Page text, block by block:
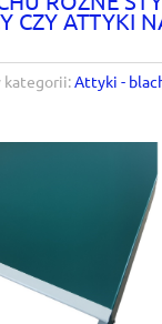
CZY ATTYKI
kategorii:Attyki -